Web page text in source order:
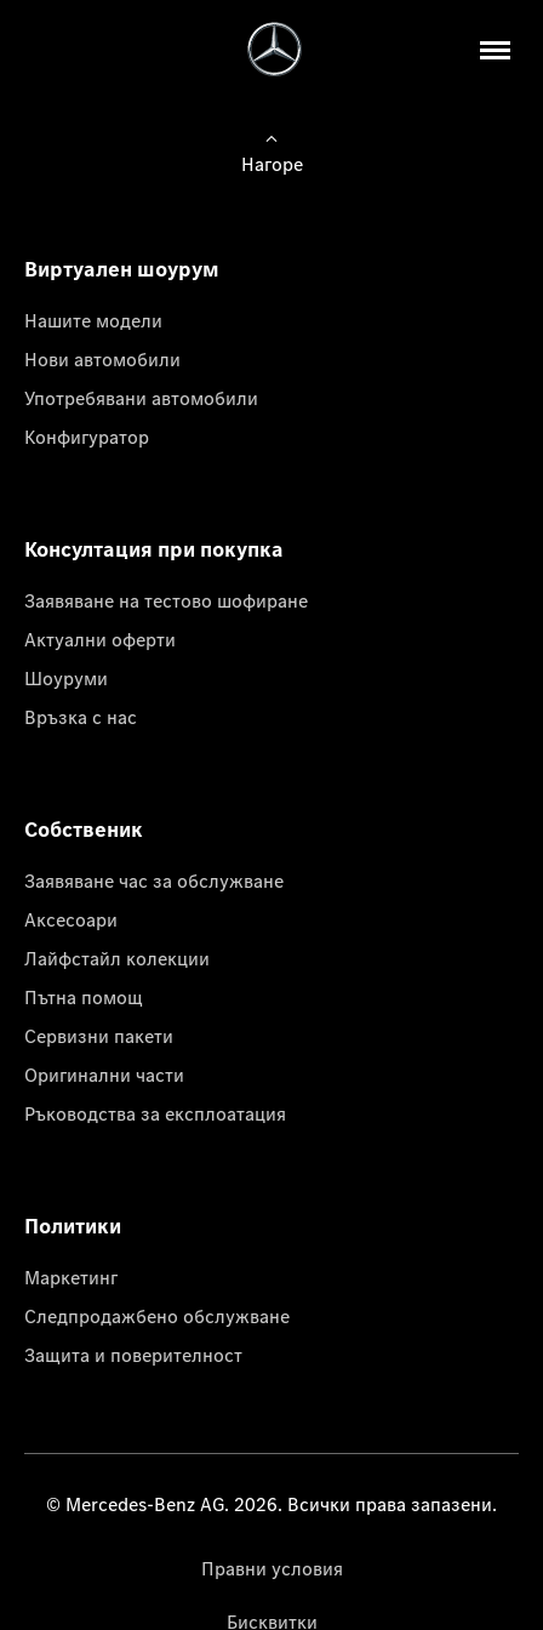
Нагоре
Виртуален шоурум
Нашите модели
Нови автомобили
Употребявани автомобили
Конфигуратор
Консултация при покупка
Заявяване на тестово шофиране
Актуални оферти
Шоуруми
Връзка с нас
Собственик
Заявяване час за обслужване
Аксесоари
Лайфстайл колекции
Пътна помощ
Сервизни пакети
Оригинални части
Ръководства за експлоатация
Политики
Маркетинг
Следпродажбено обслужване
Защита и поверителност
© Mercedes-Benz AG. 2026. Всички права запазени.
Правни условия
Бисквитки